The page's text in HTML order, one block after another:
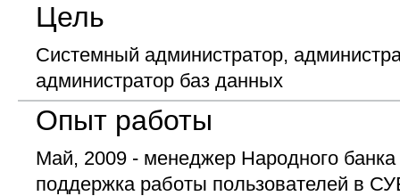
Цель
Системный администратор,
администратор баз данных
Опыт работы
Май, 2009 - менеджер Народного банка
поддержка работы пользователей в